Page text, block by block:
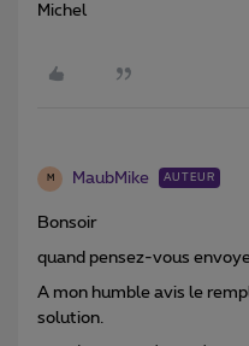
Michel
M MaubMike AUTEUR
Bonsoir
quand pensez-vous envoy
A mon humble avis le
solution.